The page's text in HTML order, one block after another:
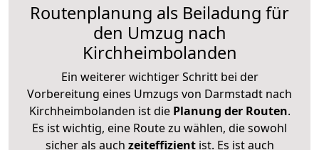
Routenplanung als Beiladung für
den Umzug nach
Kirchheimbolanden
Ein weiterer wichtiger Schritt bei der
Vorbereitung eines Umzugs von Darmstadt nach
Kirchheimbolanden ist diePlanung der Routen.
Es ist wichtig, eine Route zu wählen, die sowohl
sicher als auch zeiteffizientist. Es ist auch